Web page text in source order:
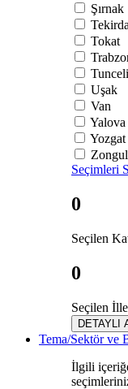
Şırnak
Tokat
Tunceli
Uşak
Van
Yalova
Yozgat
Seçimleri
0
Seçilen
0
Seçilen
DETAYLI
Tema/Sektör ve
İlgili